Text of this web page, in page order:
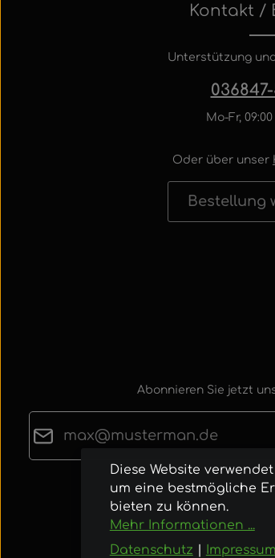
Kontakt /
Unterstützung
Mo-Fr,
Oder über unser
Bestellung
Abonnieren Sie jetzt
Datenschutz
Ich habe die
Kenntnis genommen und dieAGB
bin mit ihnen einverstanden.
Die mit einem Stern (*) markierten
Pflichtfelder.
Diese Website
um eine bestmögliche
bieten zu können.
Mehr Informationen ...
Datenschutz
Impressum